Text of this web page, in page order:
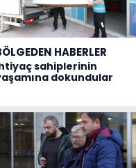
HABERLER
sahiplerinin
dokundular